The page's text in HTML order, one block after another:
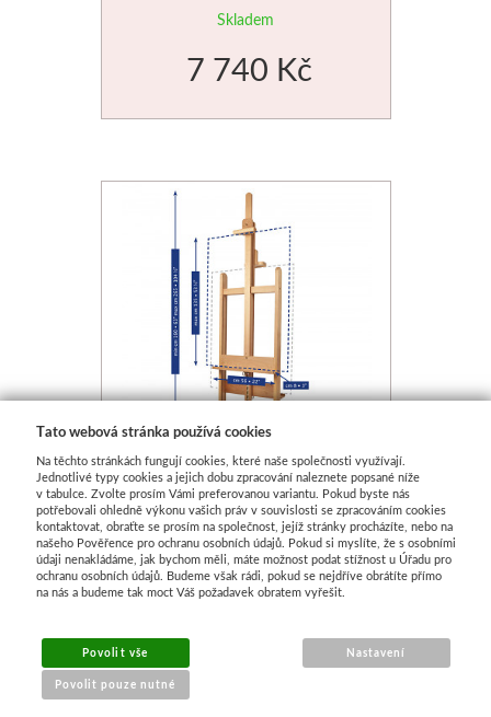
Skladem
7 740 Kč
Velký malířský stojan
oboustranný Mabef – M/19
Skladem
Tato webová stránka používá cookies
Na těchto stránkách fungují cookies, které naše společnosti využívají.
Jednotlivé typy cookies a jejich dobu zpracování naleznete popsané níže
v tabulce. Zvolte prosím Vámi preferovanou variantu. Pokud byste nás
potřebovali ohledně výkonu vašich práv v souvislosti se zpracováním cookies
kontaktovat, obraťte se prosím na společnost, jejíž stránky procházíte, nebo na
našeho Pověřence pro ochranu osobních údajů. Pokud si myslíte, že s osobními
údaji nenakládáme, jak bychom měli, máte možnost podat stížnost u Úřadu pro
ochranu osobních údajů. Budeme však rádi, pokud se nejdříve obrátíte přímo
na nás a budeme tak moct Váš požadavek obratem vyřešit.
Povolit vše
Povolit pouze nutné
Nastavení